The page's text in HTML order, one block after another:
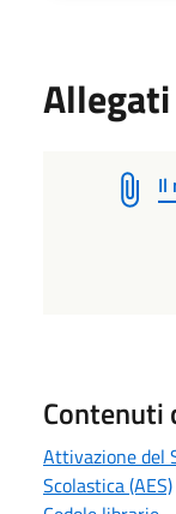
Allegati
Il
Contenuti
Attivazione del
Scolastica (AES)